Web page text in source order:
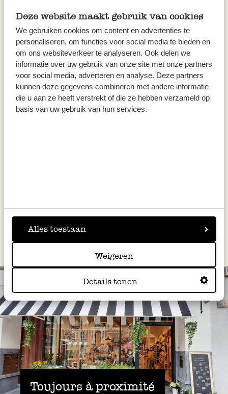
Deze website maakt gebruik van cookies
We gebruiken cookies om content en advertenties te
personaliseren, om functies voor social media te bieden en
om ons websiteverkeer te analyseren. Ook delen we
informatie over uw gebruik van onze site met onze partners
voor social media, adverteren en analyse. Deze partners
kunnen deze gegevens combineren met andere informatie
die u aan ze heeft verstrekt of die ze hebben verzameld op
basis van uw gebruik van hun services.
Alles toestaan
Weigeren
Details tonen
mélanger.
Rincer les ramequins ou les verrines à l’eau
froide.
Verser la crème dans les ramequins ou les
verrines et laisser prendre au réfrigérateur
pendant quelques heures.
Décorer avec des framboises et des
myrtilles.
Toujours à proximité